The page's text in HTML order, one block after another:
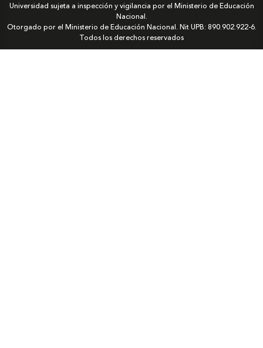
Universidad sujeta a inspección y vigilancia por el Ministerio de Educación
Nacional.
Otorgado por el Ministerio de Educación Nacional. Nit UPB: 890.902.922-6.
Todos los derechos reservados